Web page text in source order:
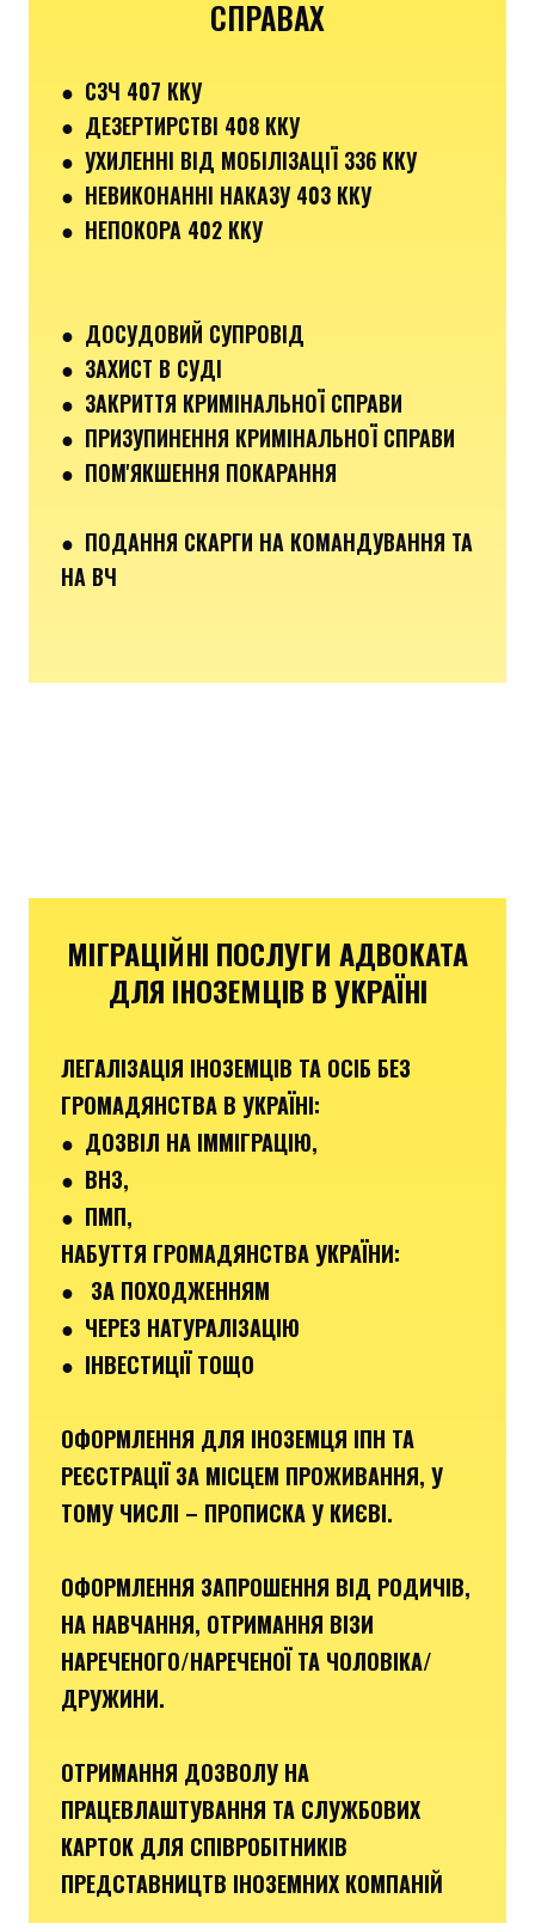
СПРАВАХ
● СЗЧ 407 ККУ
● ДЕЗЕРТИРСТВІ 408 ККУ
● УХИЛЕННІ ВІД МОБІЛІЗАЦІЇ 336 ККУ
● НЕВИКОНАННІ НАКАЗУ 403 ККУ
● НЕПОКОРА 402 ККУ
● ДОСУДОВИЙ СУПРОВІД
● ЗАХИСТ В СУДІ
● ЗАКРИТТЯ КРИМІНАЛЬНОЇ СПРАВИ
● ПРИЗУПИНЕННЯ КРИМІНАЛЬНОЇ СПРАВИ
● ПОМ'ЯКШЕННЯ ПОКАРАННЯ
● ПОДАННЯ СКАРГИ НА КОМАНДУВАННЯ ТА
НА ВЧ
МІГРАЦІЙНІ ПОСЛУГИ АДВОКАТА
ДЛЯ ІНОЗЕМЦІВ В УКРАЇНІ
ЛЕГАЛІЗАЦІЯ ІНОЗЕМЦІВ ТА ОСІБ БЕЗ
ГРОМАДЯНСТВА В УКРАЇНІ:
● ДОЗВІЛ НА ІММІГРАЦІЮ,
● ВНЗ,
● ПМП,
НАБУТТЯ ГРОМАДЯНСТВА УКРАЇНИ:
● ЗА ПОХОДЖЕННЯМ
● ЧЕРЕЗ НАТУРАЛІЗАЦІЮ
● ІНВЕСТИЦІЇ ТОЩО
ОФОРМЛЕННЯ ДЛЯ ІНОЗЕМЦЯ ІПН ТА
РЕЄСТРАЦІЇ ЗА МІСЦЕМ ПРОЖИВАННЯ, У
ТОМУ ЧИСЛІ – ПРОПИСКА У КИЄВІ.
ОФОРМЛЕННЯ ЗАПРОШЕННЯ ВІД РОДИЧІВ,
НА НАВЧАННЯ, ОТРИМАННЯ ВІЗИ
НАРЕЧЕНОГО/НАРЕЧЕНОЇ ТА ЧОЛОВІКА/
ДРУЖИНИ.
ОТРИМАННЯ ДОЗВОЛУ НА
ПРАЦЕВЛАШТУВАННЯ ТА СЛУЖБОВИХ
КАРТОК ДЛЯ СПІВРОБІТНИКІВ
ПРЕДСТАВНИЦТВ ІНОЗЕМНИХ КОМПАНІЙ